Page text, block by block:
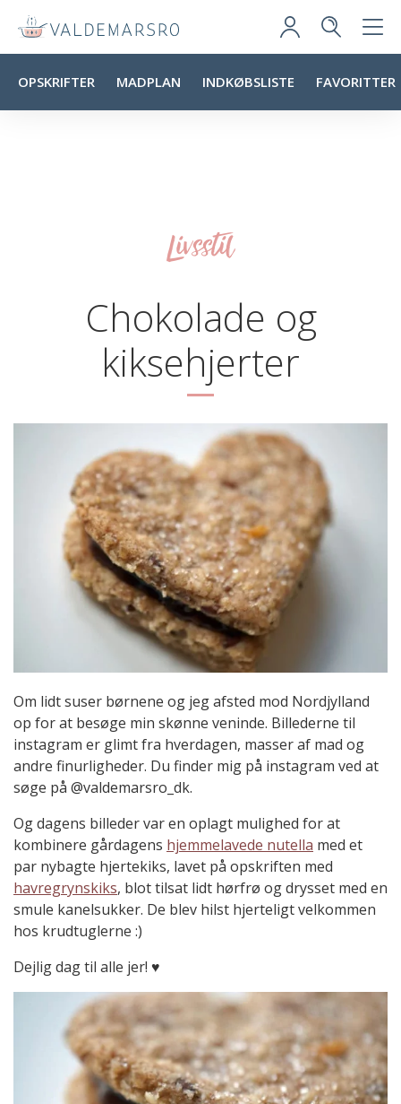
OPSKRIFTER MADPLAN INDKØBSLISTE FAVORITTER
Livsstil
Chokolade og
kiksehjerter
Om lidt suser børnene og jeg afsted mod Nordjylland
op for at besøge min skønne veninde. Billederne til
instagram er glimt fra hverdagen, masser af mad og
andre finurligheder. Du finder mig på instagram ved at
søge på @valdemarsro_dk.
Og dagens billeder var en oplagt mulighed for at
kombinere gårdagens hjemmelavede nutella med et
par nybagte hjertekiks, lavet på opskriften med
havregrynskiks, blot tilsat lidt hørfrø og drysset med en
smule kanelsukker. De blev hilst hjerteligt velkommen
hos krudtuglerne :)
Dejlig dag til alle jer! ♥